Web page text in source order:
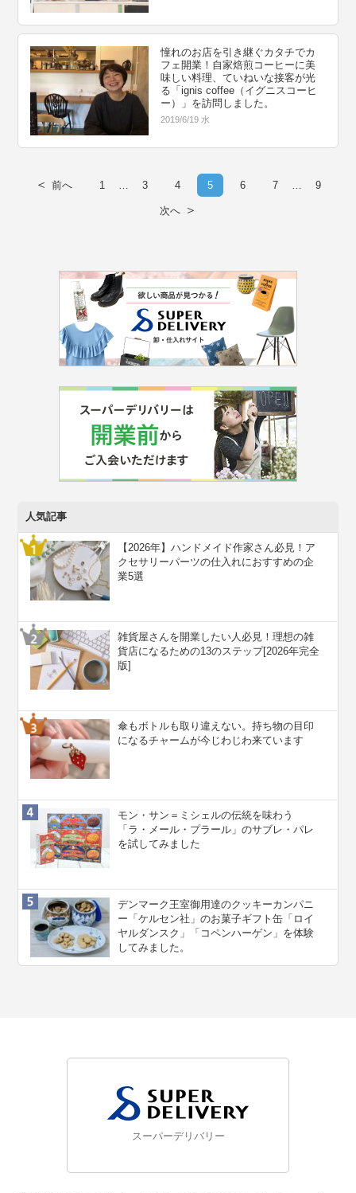
憧れのお店を引き継ぐカタチでカ
フェ開業！自家焙煎コーヒーに美
味しい料理、ていねいな接客が光
る「ignis coffee（イグニスコーヒ
ー）」を訪問しました。
2019/6/19 水
＜ 前へ 1 3 4 5 6 7 9
次へ ＞
人気記事
【2026年】ハンドメイド作家さん必見！ア
クセサリーパーツの仕入れにおすすめの企
業5選
雑貨屋さんを開業したい人必見！理想の雑
貨店になるための13のステップ[2026年完全
版]
傘もボトルも取り違えない。持ち物の目印
になるチャームが今じわじわ来ています
モン・サン＝ミシェルの伝統を味わう
「ラ・メール・プラール」のサブレ・パレ
を試してみました
デンマーク王室御用達のクッキーカンパニ
ー「ケルセン社」のお菓子ギフト缶「ロイ
ヤルダンスク」「コペンハーゲン」を体験
してみました。
スーパーデリバリー